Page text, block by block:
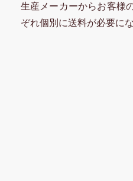
生産メーカーからお客様
ぞれ個別に送料が必要にな